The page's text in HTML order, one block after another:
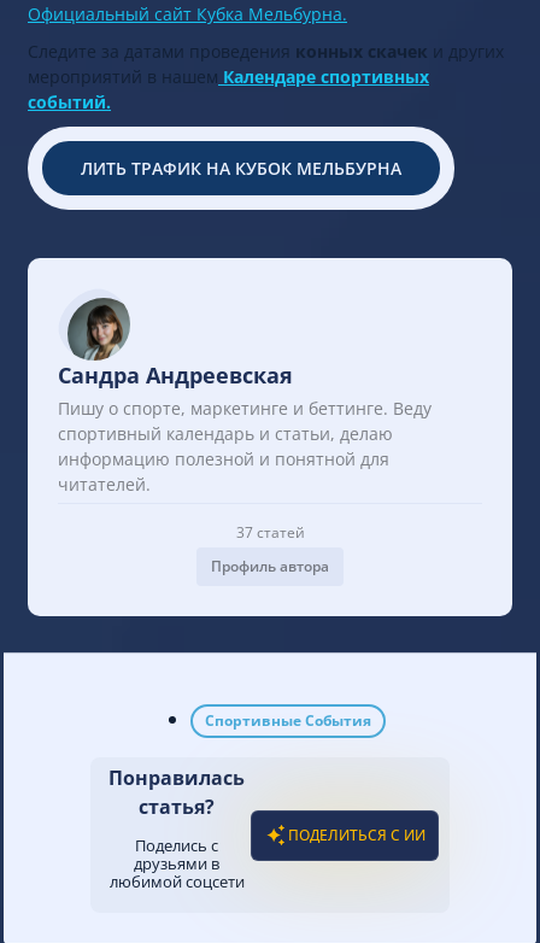
Официальный сайт Кубка Мельбурна.
Следите за датами проведения конных скачек и других
мероприятий в нашем Календаре спортивных
событий.
ЛИТЬ ТРАФИК НА КУБОК МЕЛЬБУРНА
Сандра Андреевская
Пишу о спорте, маркетинге и беттинге. Веду
спортивный календарь и статьи, делаю
информацию полезной и понятной для
читателей.
37 статей
Профиль автора
Спортивные События
Понравилась
статья?
Поделись с
друзьями в
любимой соцсети
ПОДЕЛИТЬСЯ С ИИ